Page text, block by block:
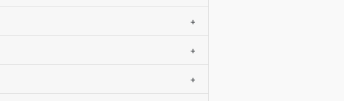
+
+
+